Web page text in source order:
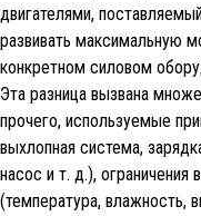
двигателями,
развивать максимальную
конкретном силовом
Эта разница вызвана
прочего, используемые
выхлопная система,
насос и т. д.), ограничения
(температура, влажность,